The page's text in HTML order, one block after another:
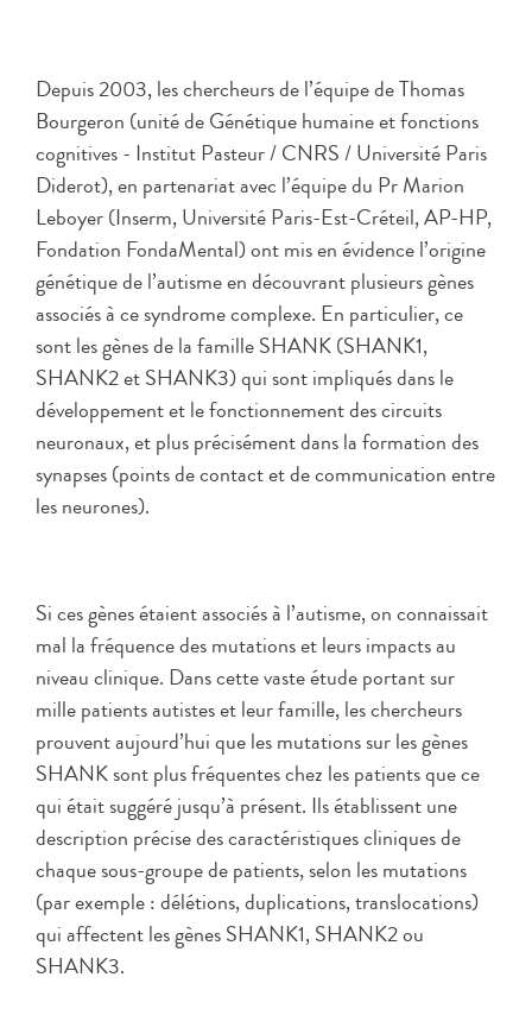
Depuis 2003, les chercheurs de l’équipe de Thomas
Bourgeron (unité de Génétique humaine et fonctions
cognitives - Institut Pasteur / CNRS / Université Paris
Diderot), en partenariat avec l’équipe du Pr Marion
Leboyer (Inserm, Université Paris-Est-Créteil, AP-HP,
Fondation FondaMental) ont mis en évidence l’origine
génétique de l’autisme en découvrant plusieurs gènes
associés à ce syndrome complexe. En particulier, ce
sont les gènes de la famille SHANK (SHANK1,
SHANK2 et SHANK3) qui sont impliqués dans le
développement et le fonctionnement des circuits
neuronaux, et plus précisément dans la formation des
synapses (points de contact et de communication entre
les neurones).
Si ces gènes étaient associés à l’autisme, on connaissait
mal la fréquence des mutations et leurs impacts au
niveau clinique. Dans cette vaste étude portant sur
mille patients autistes et leur famille, les chercheurs
prouvent aujourd’hui que les mutations sur les gènes
SHANK sont plus fréquentes chez les patients que ce
qui était suggéré jusqu’à présent. Ils établissent une
description précise des caractéristiques cliniques de
chaque sous-groupe de patients, selon les mutations
(par exemple : délétions, duplications, translocations)
qui affectent les gènes SHANK1, SHANK2 ou
SHANK3.